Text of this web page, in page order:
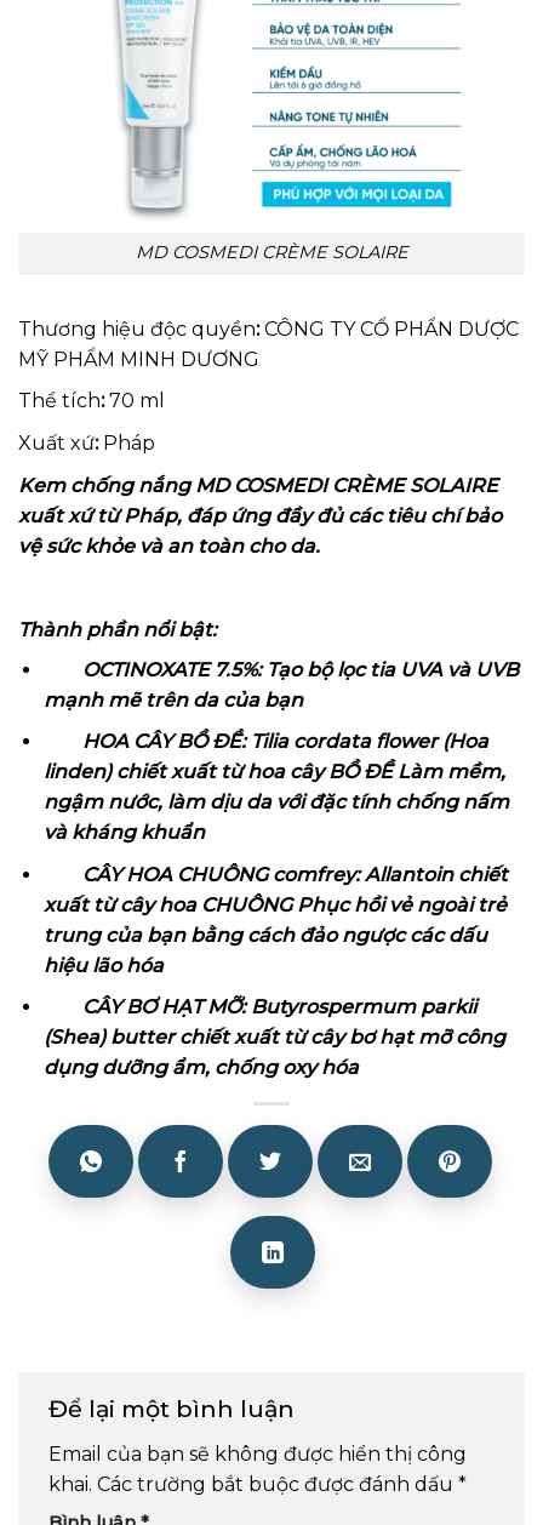
MD COSMEDI CRÈME SOLAIRE
Thương hiệu độc quyền:CÔNG TY CỔ PHẨN DƯỢC
MỸ PHẨM MINH DƯƠNG
Thể tích:70 ml
Xuất xứ:Pháp
Kem chống nắng MD COSMEDI CRÈME SOLAIRE
xuất xứ từ Pháp, đáp ứng đầy đủ các tiêu chí bảo
vệ sức khỏe và an toàn cho da.
Thành phần nổi bật:
OCTINOXATE 7.5%: Tạo bộ lọc tia UVA và UVB
mạnh mẽ trên da của bạn
HOA CÂY BỒ ĐỀ: Tilia cordata flower (Hoa
linden) chiết xuất từ hoa cây BỒ ĐỀ Làm mềm,
ngậm nước, làm dịu da với đặc tính chống nấm
và kháng khuẩn
CÂY HOA CHUÔNG comfrey: Allantoin chiết
xuất từ cây hoa CHUÔNG Phục hồi vẻ ngoài trẻ
trung của bạn bằng cách đảo ngược các dấu
hiệu lão hóa
CÂY BƠ HẠT MỠ: Butyrospermum parkii
(Shea) butter chiết xuất từ cây bơ hạt mỡ công
dụng dưỡng ẩm, chống oxy hóa
Để lại một bình luận
Email của bạn sẽ không được hiển thị công
khai. Các trường bắt buộc được đánh dấu *